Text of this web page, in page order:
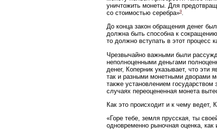
уничтожить монеты. Для
со стоимостью серебра»9.
До конца закон обращения денег
должна быть способна к
то должно вступать в этот процесс
Чрезвычайно важными были
неполноценными деньгами
денег, Коперник указывает, что
так и разными монетными дворами
также установлением
случаях переоцененная монета
Как это происходит и к чему ведет,
«Горе тебе, земля прусская, ты
одновременно рыночная оценка,